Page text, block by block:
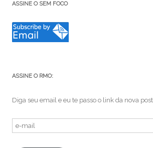
ASSINE O SEM FOCO
ASSINE O RMO:
Diga seu email e eu te passo o link da nova
e-